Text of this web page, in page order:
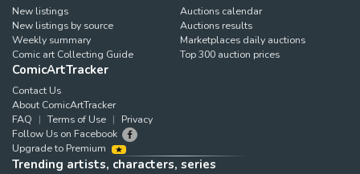
New listings
New listings by source
Weekly summary
Comic art Collecting Guide
Auctions calendar
Auctions results
Marketplaces daily auctions
Top 300 auction prices
ComicArtTracker
Contact Us
About ComicArtTracker
FAQ
Terms of Use
Privacy
Follow Us on Facebook
Upgrade to Premium
Trending artists, characters, series